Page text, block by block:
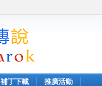
補丁下載 推廣活動